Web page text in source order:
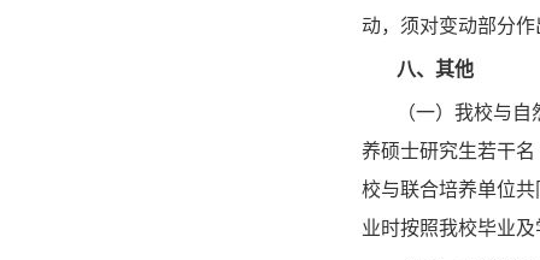
动，须对变动部分
八、其他
（一）我校与 自
养硕士研究生若干
校与联合培养单位
业时按照我校毕业